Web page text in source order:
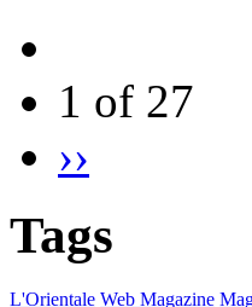
1 of 27
››
Tags
L'Orientale Web Magazine